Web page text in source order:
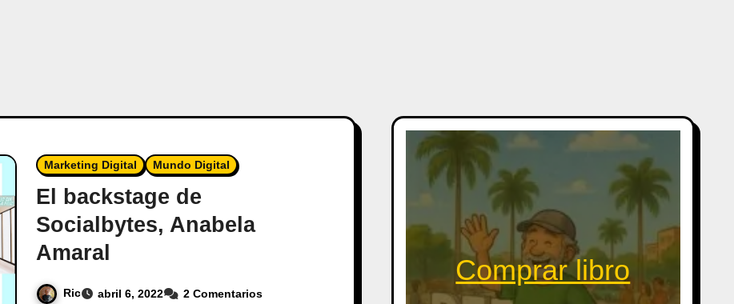
Marketing Digital Mundo Digital
El backstage de
Socialbytes, Anabela
Amaral
Ric abril 6, 2022 2 Comentarios
Comprar libro